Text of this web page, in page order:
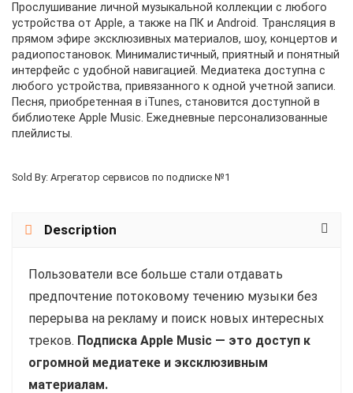
Прослушивание личной музыкальной коллекции с любого
устройства от Apple, а также на ПК и Android. Трансляция в
прямом эфире эксклюзивных материалов, шоу, концертов и
радиопостановок. Минималистичный, приятный и понятный
интерфейс с удобной навигацией. Медиатека доступна с
любого устройства, привязанного к одной учетной записи.
Песня, приобретенная в iTunes, становится доступной в
библиотеке Apple Music. Ежедневные персонализованные
плейлисты.
Sold By: Агрегатор сервисов по подписке №1
Description
Пользователи все больше стали отдавать
предпочтение потоковому течению музыки без
перерыва на рекламу и поиск новых интересных
треков. Подписка Apple Music — это доступ к
огромной медиатеке и эксклюзивным
материалам.